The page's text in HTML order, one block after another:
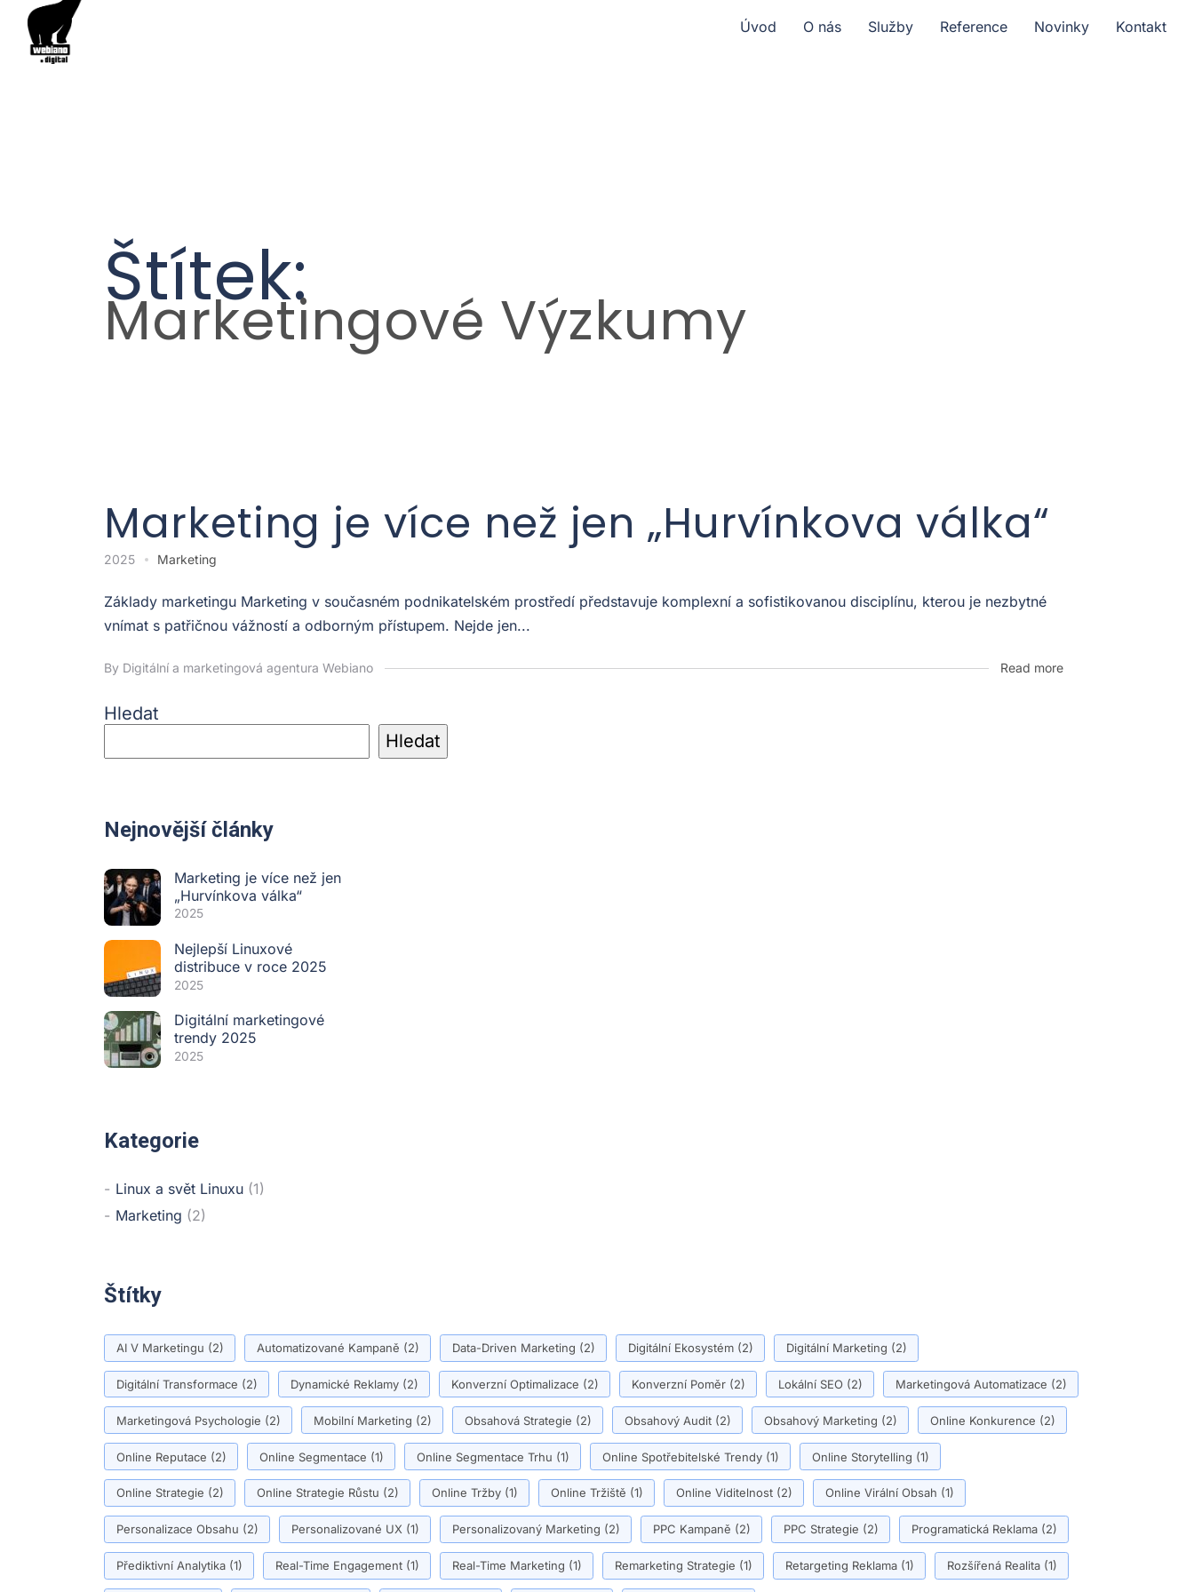
Úvod O nás Služby Reference Novinky Kontakt
Štítek:
Marketingové Výzkumy
Marketing je více než jen „Hurvínkova válka“
2025 Marketing
Základy marketingu Marketing v současném podnikatelském prostředí představuje komplexní a sofistikovanou disciplínu, kterou je nezbytné
vnímat s patřičnou vážností a odborným přístupem. Nejde jen...
By Digitální a marketingová agentura Webiano Read more
Hledat
Hledat
Nejnovější články
Marketing je více než jen
„Hurvínkova válka“
2025
Nejlepší Linuxové
distribuce v roce 2025
2025
Digitální marketingové
trendy 2025
2025
Kategorie
Linux a svět Linuxu (1)
Marketing (2)
Štítky
AI V Marketingu (2) Automatizované Kampaně (2) Data-Driven Marketing (2) Digitální Ekosystém(2) Digitální Marketing (2)
Digitální Transformace (2) Dynamické Reklamy(2) Konverzní Optimalizace (2) Konverzní Poměr(2) Lokální SEO(2) Marketingová Automatizace (2)
Marketingová Psychologie (2) Mobilní Marketing (2) Obsahová Strategie (2) Obsahový Audit(2) Obsahový Marketing (2) Online Konkurence (2)
Online Reputace (2) Online Segmentace (1) Online Segmentace Trhu (1) Online Spotřebitelské Trendy(1) Online Storytelling (1)
Online Strategie (2) Online Strategie Růstu (2) Online Tržby(1) Online Tržiště (1) Online Viditelnost(2) Online Virální Obsah (1)
Personalizace Obsahu (2) Personalizované UX(1) Personalizovaný Marketing (2) PPC Kampaně (2) PPC Strategie (2) Programatická Reklama(2)
Přediktivní Analytika(1) Real-Time Engagement(1) Real-Time Marketing (1) Remarketing Strategie (1) Retargeting Reklama(1) Rozšířená Realita(1)